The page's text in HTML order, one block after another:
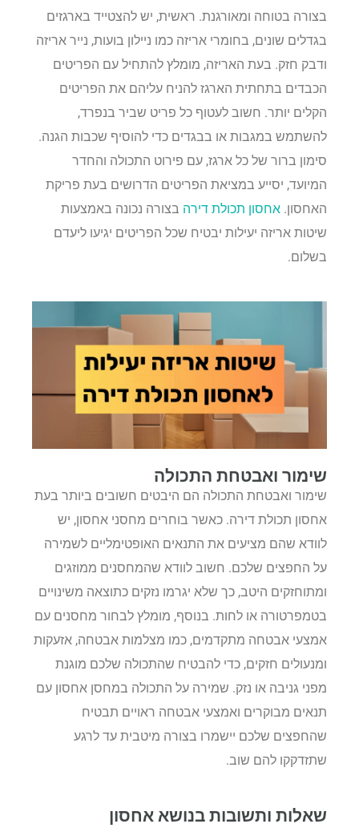
בצורה בטוחה ומאורגנת. ראשית, יש להצטייד בארגזים
בגדלים שונים, בחומרי אריזה כמו ניילון בועות, נייר אריזה
ודבק חזק. בעת האריזה, מומלץ להתחיל עם הפריטים
הכבדים בתחתית הארגז להניח עליהם את הפריטים
הקלים יותר. חשוב לעטוף כל פריט שביר בנפרד,
להשתמש במגבות או בבגדים כדי להוסיף שכבות הגנה.
סימון ברור של כל ארגז, עם פירוט התכולה והחדר
המיועד, יסייע במציאת הפריטים הדרושים בעת פריקת
האחסון. אחסון תכולת דירה בצורה נכונה באמצעות
שיטות אריזה יעילות יבטיח שכל הפריטים יגיעו ליעדם
בשלום.
שימור ואבטחת התכולה
שימור ואבטחת התכולה הם היבטים חשובים ביותר בעת
אחסון תכולת דירה. כאשר בוחרים מחסני אחסון, יש
לוודא שהם מציעים את התנאים האופטימליים לשמירה
על החפצים שלכם. חשוב לוודא שהמחסנים ממוזגים
ומתוחזקים היטב, כך שלא יגרמו נזקים כתוצאה משינויים
בטמפרטורה או לחות. בנוסף, מומלץ לבחור מחסנים עם
אמצעי אבטחה מתקדמים, כמו מצלמות אבטחה, אזעקות
ומנעולים חזקים, כדי להבטיח שהתכולה שלכם מוגנת
מפני גניבה או נזק. שמירה על התכולה במחסן אחסון עם
תנאים מבוקרים ואמצעי אבטחה ראויים תבטיח
שהחפצים שלכם יישמרו בצורה מיטבית עד לרגע
שתזדקקו להם שוב.
שאלות ותשובות בנושא אחסון